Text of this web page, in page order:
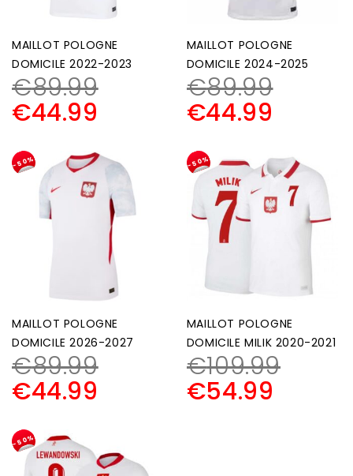
MAILLOT POLOGNE
DOMICILE 2022-2023
€89.99
€44.99
MAILLOT POLOGNE
DOMICILE 2024-2025
€89.99
€44.99
-50%
MAILLOT POLOGNE
DOMICILE 2026-2027
€89.99
€44.99
-50%
MAILLOT POLOGNE
DOMICILE MILIK 2020-2021
€109.99
€54.99
-50%